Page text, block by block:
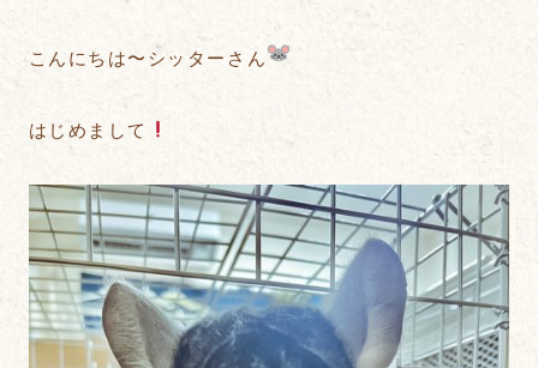
こんにちは〜シッターさん
はじめまして